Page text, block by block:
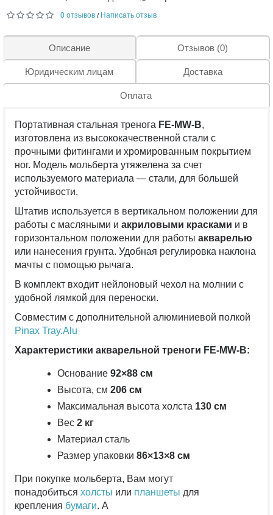
0 отзывов / Написать отзыв
Описание Отзывов (0)
Юридическим лицам Доставка
Оплата
Портативная стальная тренога FE-MW-B,
изготовлена из высококачественной стали с
прочными фитингами и хромированным покрытием
ног. Модель мольберта утяжелена за счет
используемого материала — стали, для большей
устойчивости.
Штатив используется в вертикальном положении для
работы с масляными и акриловыми красками и в
горизонтальном положении для работы акварелью
или нанесения грунта. Удобная регулировка наклона
мачты с помощью рычага.
В комплект входит нейлоновый чехол на молнии с
удобной лямкой для переноски.
Совместим с дополнительной алюминиевой полкой
Pinax Tray.Alu
Характеристики акварельной треноги FE-MW-B:
Основание 92×88 см
Высота, см 206 см
Максимальная высота холста 130 см
Вес 2 кг
Материал сталь
Размер упаковки 86×13×8 см
При покупке мольберта, Вам могут
понадобиться холсты или планшеты для
крепления бумаги. А